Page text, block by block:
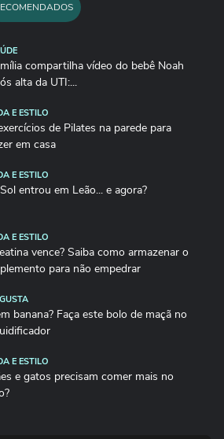
compartilha vídeo do bebê Noah
alta da UTI:...
E ESTILO
de Pilates na parede para
em casa
E ESTILO
entrou em Leão... e agora?
E ESTILO
vence? Saiba como armazenar o
para não empedrar
banana? Faça este bolo de maçã no
E ESTILO
e gatos precisam comer mais no